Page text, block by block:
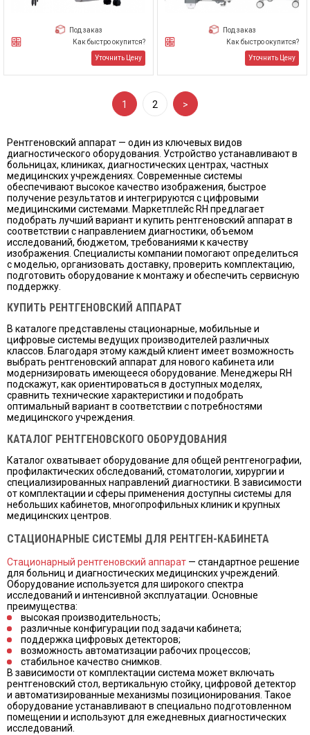
Под заказ
Как быстро окупится?
Уточнить Цену
Под заказ
Как быстро окупится?
Уточнить Цену
1 2 >
Рентгеновский аппарат — один из ключевых видов
диагностического оборудования. Устройство устанавливают в
больницах, клиниках, диагностических центрах, частных
медицинских учреждениях. Современные системы
обеспечивают высокое качество изображения, быстрое
получение результатов и интегрируются с цифровыми
медицинскими системами. Маркетплейс RH предлагает
подобрать лучший вариант и купить рентгеновский аппарат в
соответствии с направлением диагностики, объемом
исследований, бюджетом, требованиями к качеству
изображения. Специалисты компании помогают определиться
с моделью, организовать доставку, проверить комплектацию,
подготовить оборудование к монтажу и обеспечить сервисную
поддержку.
КУПИТЬ РЕНТГЕНОВСКИЙ АППАРАТ
В каталоге представлены стационарные, мобильные и
цифровые системы ведущих производителей различных
классов. Благодаря этому каждый клиент имеет возможность
выбрать рентгеновский аппарат для нового кабинета или
модернизировать имеющееся оборудование. Менеджеры RH
подскажут, как ориентироваться в доступных моделях,
сравнить технические характеристики и подобрать
оптимальный вариант в соответствии с потребностями
медицинского учреждения.
КАТАЛОГ РЕНТГЕНОВСКОГО ОБОРУДОВАНИЯ
Каталог охватывает оборудование для общей рентгенографии,
профилактических обследований, стоматологии, хирургии и
специализированных направлений диагностики. В зависимости
от комплектации и сферы применения доступны системы для
небольших кабинетов, многопрофильных клиник и крупных
медицинских центров.
СТАЦИОНАРНЫЕ СИСТЕМЫ ДЛЯ РЕНТГЕН-КАБИНЕТА
Стационарный рентгеновский аппарат — стандартное решение
для больниц и диагностических медицинских учреждений.
Оборудование используется для широкого спектра
исследований и интенсивной эксплуатации. Основные
преимущества:
высокая производительность;
различные конфигурации под задачи кабинета;
поддержка цифровых детекторов;
возможность автоматизации рабочих процессов;
стабильное качество снимков.
В зависимости от комплектации система может включать
рентгеновский стол, вертикальную стойку, цифровой детектор
и автоматизированные механизмы позиционирования. Такое
оборудование устанавливают в специально подготовленном
помещении и используют для ежедневных диагностических
исследований.